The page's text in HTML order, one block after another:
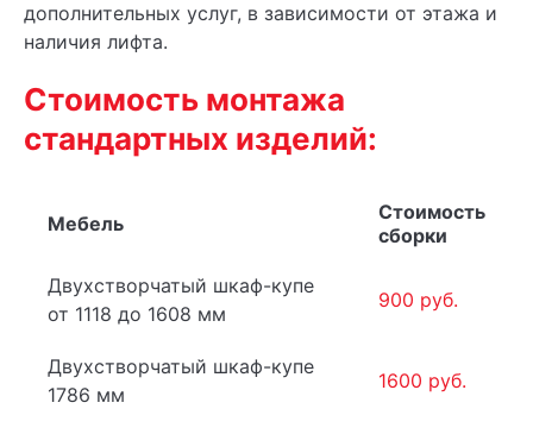
дополнительных услуг, в зависимости от этажа и
наличия лифта.
Стоимость монтажа
стандартных изделий:
Мебель
Стоимость
сборки
Двухстворчатый шкаф-купе
от 1118 до 1608 мм
900 руб.
Двухстворчатый шкаф-купе
1786 мм
1600 руб.